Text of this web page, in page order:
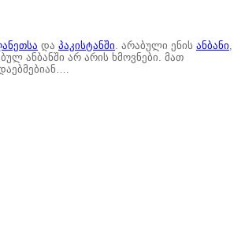
და პაკისტანში. არაბული ენის ანბანი,
ანბანში არ არის ხმოვნები. მათ